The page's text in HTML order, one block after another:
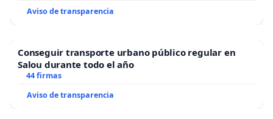
Aviso de transparencia
Conseguir transporte urbano público regular en
Salou durante todo el año
44 firmas
Aviso de transparencia